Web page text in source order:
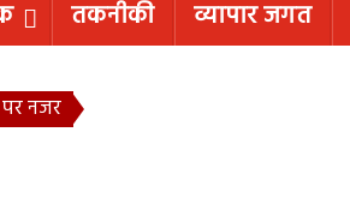
तकनीकी व्यापार जगत
नजर